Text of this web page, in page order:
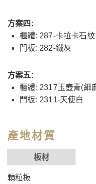
方案四:
櫃體: 287-卡拉卡石紋
門板: 282-鐵灰
方案五:
櫃體: 2317玉壺青(細
門板: 2311-天使白
產地材質
板材
顆粒板